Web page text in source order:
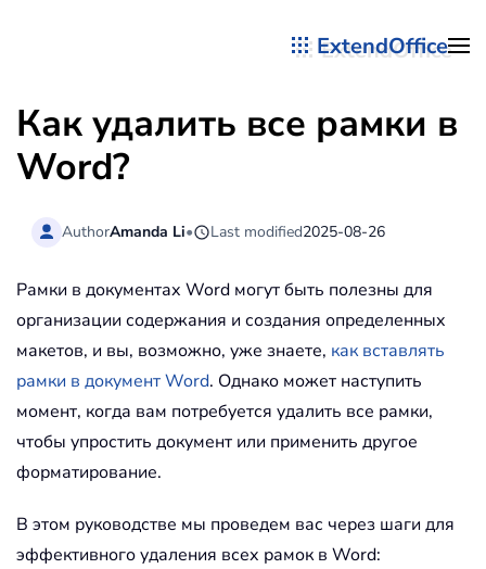
ExtendOffice
Как удалить все рамки в
Word?
AuthorAmanda Li• Last modified2025-08-26
Рамки в документах Word могут быть полезны для
организации содержания и создания определенных
макетов, и вы, возможно, уже знаете, как вставлять
рамки в документ Word. Однако может наступить
момент, когда вам потребуется удалить все рамки,
чтобы упростить документ или применить другое
форматирование.
В этом руководстве мы проведем вас через шаги для
эффективного удаления всех рамок в Word: